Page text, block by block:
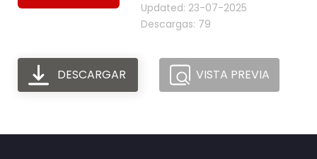
Updated: 23-07-2025
Descargas: 79
DESCARGAR VISTA PREVIA